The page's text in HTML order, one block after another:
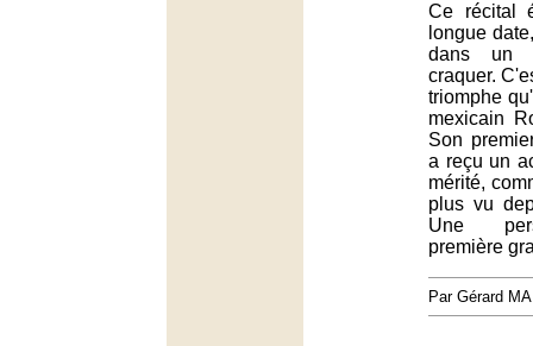
Ce récital
longue
dans un
craquer.
triomphe
mexicain
Son
a reçu un
mérité,
plus vu
Une
première
Par Gérard